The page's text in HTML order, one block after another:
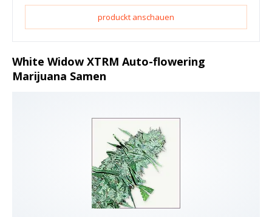
produckt anschauen
White Widow XTRM Auto-flowering
Marijuana Samen